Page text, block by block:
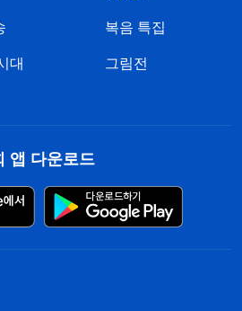
복음 특집
대 그림전
앱 다운로드